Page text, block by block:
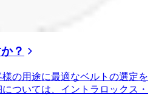
？
の用途に最適なベルトの選定を
ついては、イントラロックス・